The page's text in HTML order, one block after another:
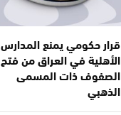
قرار حكومي يمنع المدارس
الأهلية في العراق من فتح
الصفوف ذات المسمى
الذهبي